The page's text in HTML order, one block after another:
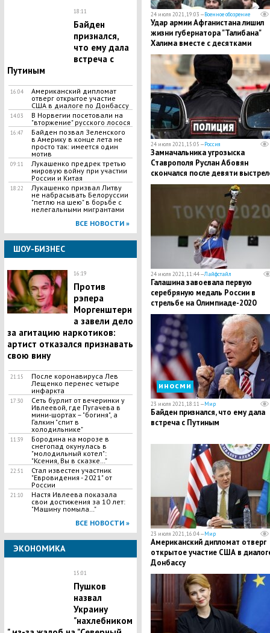
18:11
Байден
признался,
что ему дала
встреча с
Путиным
16:04
Американский дипломат
отверг открытое участие
США в диалоге по Донбассу
14:03
В Норвегии посетовали на
"вторжение" русского лосося
16:47
Байден позвал Зеленского
в Америку в конце лета не
просто так: имеется один
мотив
09:11
Лукашенко предрек третью
мировую войну при участии
России и Китая
18:22
Лукашенко призвал Литву
не набрасывать Белоруссии
"петлю на шею" в борьбе с
нелегальными мигрантами
ВСЕ НОВОСТИ »
ШОУ-БИЗНЕС
16:19
Против
рэпера
Моргенштерн
а завели дело
за агитацию наркотиков:
артист отказался признавать
свою вину
21:15
После коронавируса Лев
Лещенко перенес четыре
инфаркта
17:30
Сеть бурлит от вечеринки у
Ивлеевой, где Пугачева в
мини-шортах – "богиня", а
Галкин "спит в
холодильнике"
11:39
Бородина на морозе в
снегопад окунулась в
"молодильный котел":
"Ксения, Вы в сказке…"
22:51
Стал известен участник
"Евровидения - 2021" от
России
21:10
Настя Ивлеева показала
свои достижения за 10 лет:
"Машину помыла…"
ВСЕ НОВОСТИ »
ЭКОНОМИКА
15:01
Пушков
назвал
Украину
"нахлебником
24 июля 2021, 19:03 —Военное обозрение
Удар армии Афганистана лишил
жизни губернатора "Талибана"
Халима вместе с десятками
террористов
24 июля 2021, 15:05 —Россия
Замначальника угрозыска
Ставрополя Руслан Абовян
скончался после девяти
на парковке
24 июля 2021, 11:44 —Лайфстайл
Галашина завоевала первую
серебряную медаль России в
стрельбе на Олимпиаде-2020
иносми
23 июля 2021, 18:11 —Мир
Байден признался, что ему дала
встреча с Путиным
23 июля 2021, 16:04 —Мир
Американский дипломат отверг
открытое участие США в
Донбассу